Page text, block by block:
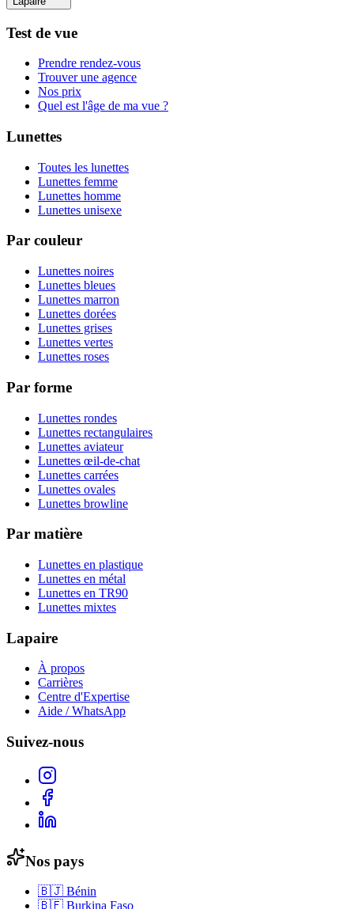
Test de vue
Prendre rendez-vous
Trouver une agence
Nos prix
Quel est l'âge de ma vue ?
Lunettes
Toutes les lunettes
Lunettes femme
Lunettes homme
Lunettes unisexe
Par couleur
Lunettes noires
Lunettes bleues
Lunettes marron
Lunettes dorées
Lunettes grises
Lunettes vertes
Lunettes roses
Par forme
Lunettes rondes
Lunettes rectangulaires
Lunettes aviateur
Lunettes œil-de-chat
Lunettes carrées
Lunettes ovales
Lunettes browline
Par matière
Lunettes en plastique
Lunettes en métal
Lunettes en TR90
Lunettes mixtes
Lapaire
À propos
Carrières
Centre d'Expertise
Aide / WhatsApp
Suivez-nous
Nos pays
🇧🇯 Bénin
🇧🇫 Burkina Faso